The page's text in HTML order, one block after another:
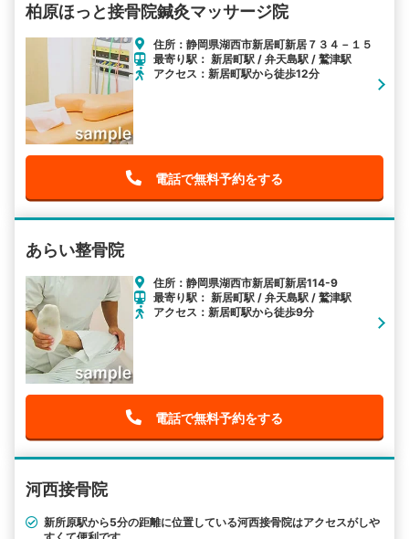
柏原ほっと接骨院鍼灸マッサージ院
住所：静岡県湖西市新居町新居７３４－１５
最寄り駅： 新居町駅 / 弁天島駅 / 鷲津駅
アクセス：新居町駅から徒歩12分
電話で無料予約をする
あらい整骨院
住所：静岡県湖西市新居町新居114-9
最寄り駅： 新居町駅 / 弁天島駅 / 鷲津駅
アクセス：新居町駅から徒歩9分
電話で無料予約をする
河西接骨院
新所原駅から5分の距離に位置している河西接骨院はアクセスがしや